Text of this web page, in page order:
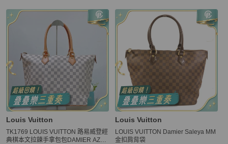
Louis Vuitton
TK1769 LOUIS VUITTON 路易威登經
典棋本文拉鍊手拿包包DAMIER AZU
Louis Vuitton
LOUIS VUITTON Damier Saleya MM
金扣肩背袋